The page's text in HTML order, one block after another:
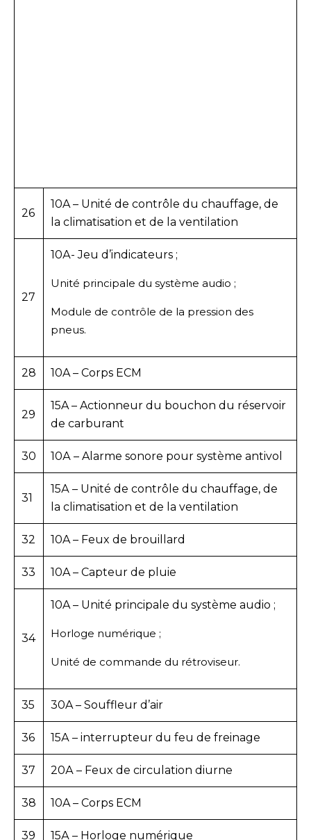
26
10A – Unité de contrôle du chauffage, de
la climatisation et de la ventilation
27
10А- Jeu d’indicateurs ;
Unité principale du système audio ;
Module de contrôle de la pression des
pneus.
28 10A – Corps ECM
29
15A – Actionneur du bouchon du réservoir
de carburant
30 10А – Alarme sonore pour système antivol
31
15А – Unité de contrôle du chauffage, de
la climatisation et de la ventilation
32 10A – Feux de brouillard
33 10A – Capteur de pluie
34
10A – Unité principale du système audio ;
Horloge numérique ;
Unité de commande du rétroviseur.
35 30A – Souffleur d’air
36 15А – interrupteur du feu de freinage
37 20А – Feux de circulation diurne
38 10A – Corps ECM
39 15А – Horloge numérique